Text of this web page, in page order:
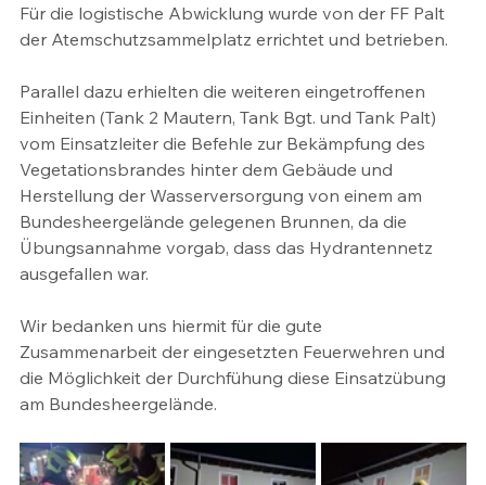
Für die logistische Abwicklung wurde von der FF Palt
der Atemschutzsammelplatz errichtet und betrieben.
Parallel dazu erhielten die weiteren eingetroffenen
Einheiten (Tank 2 Mautern, Tank Bgt. und Tank Palt)
vom Einsatzleiter die Befehle zur Bekämpfung des
Vegetationsbrandes hinter dem Gebäude und
Herstellung der Wasserversorgung von einem am
Bundesheergelände gelegenen Brunnen, da die
Übungsannahme vorgab, dass das Hydrantennetz
ausgefallen war.
Wir bedanken uns hiermit für die gute
Zusammenarbeit der eingesetzten Feuerwehren und
die Möglichkeit der Durchfühung diese Einsatzübung
am Bundesheergelände.